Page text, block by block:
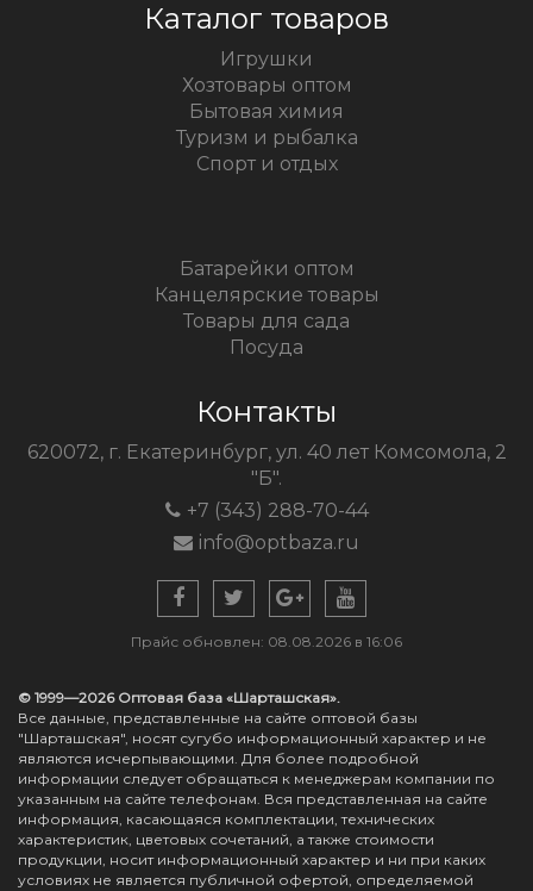
Каталог товаров
Игрушки
Хозтовары оптом
Бытовая химия
Туризм и рыбалка
Спорт и отдых
Батарейки оптом
Канцелярские товары
Товары для сада
Посуда
Контакты
620072, г. Екатеринбург, ул. 40 лет Комсомола, 2
"Б".
+7 (343) 288-70-44
info@optbaza.ru
Прайс обновлен: 08.08.2026 в 16:06
© 1999—2026 Оптовая база «Шарташская».
Все данные, представленные на сайте оптовой базы
"Шарташская", носят сугубо информационный характер и не
являются исчерпывающими. Для более подробной
информации следует обращаться к менеджерам компании по
указанным на сайте телефонам. Вся представленная на сайте
информация, касающаяся комплектации, технических
характеристик, цветовых сочетаний, а также стоимости
продукции, носит информационный характер и ни при каких
условиях не является публичной офертой, определяемой